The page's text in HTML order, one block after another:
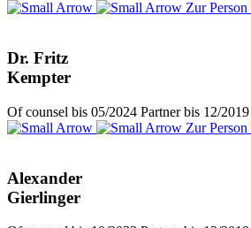
Zur Person
Dr. Fritz
Kempter
Of counsel bis 05/2024 Partner bis 12/2019
Zur Person
Alexander
Gierlinger